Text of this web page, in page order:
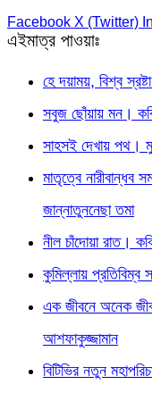
Facebook X (Twitter)
এইমাত্র পাওয়াঃ
হে দয়াময়, বিশ্ব
সবুজ ছোঁয়ায় মন।
সাহসই দেখায়
মাতৃত্বে
জান্নাতুননেছা তমা
নীল চাঁদোয়া রাত।
কুমিল্লায় প্রতিবিম্ব
এক জীবনে অনেক
আশফাকুজ্জামান
বিটিভির নতুন